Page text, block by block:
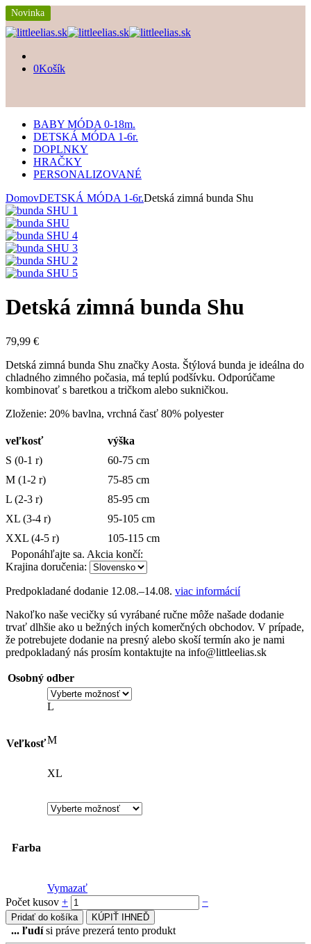
0Košík
BABY MÓDA 0-18m.
DETSKÁ MÓDA 1-6r.
DOPLNKY
HRAČKY
PERSONALIZOVANÉ
DomovDETSKÁ MÓDA 1-6r.Detská zimná bunda Shu
Detská zimná bunda Shu
79,99 €
Detská zimná bunda Shu značky Aosta. Štýlová bunda je ideálna do
chladného zimného počasia, má teplú podšívku. Odporúčame
kombinovať s baretkou a tričkom alebo sukničkou.
Zloženie: 20% bavlna, vrchná časť 80% polyester
veľkosť
výška
S (0-1 r)
60-75 cm
M (1-2 r)
75-85 cm
L (2-3 r)
85-95 cm
XL (3-4 r)
95-105 cm
XXL (4-5 r)
105-115 cm
Poponáhľajte sa. Akcia končí:
Krajina doručenia:
Predpokladané dodanie 12.08.–14.08. viac informácií
Nakoľko naše vecičky sú vyrábané ručne môže našade dodanie
trvať dlhšie ako u bežných iných komerčných obchodov. V prípade,
že potrebujete dodanie na presný alebo skoší termín ako je nami
predpokladaný nás prosím kontaktujte na info@littleelias.sk
Osobný odber
Veľkosť
L
M
XL
Farba
Vymazať
Počet kusov + −
Pridať do košíka KÚPIŤ IHNEĎ
... ľudísi práve prezerá tento produkt
Novinka
Novinka
Novinka